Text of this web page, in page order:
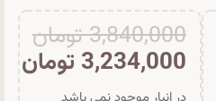
3,840,000تومان
3,234,000 تومان